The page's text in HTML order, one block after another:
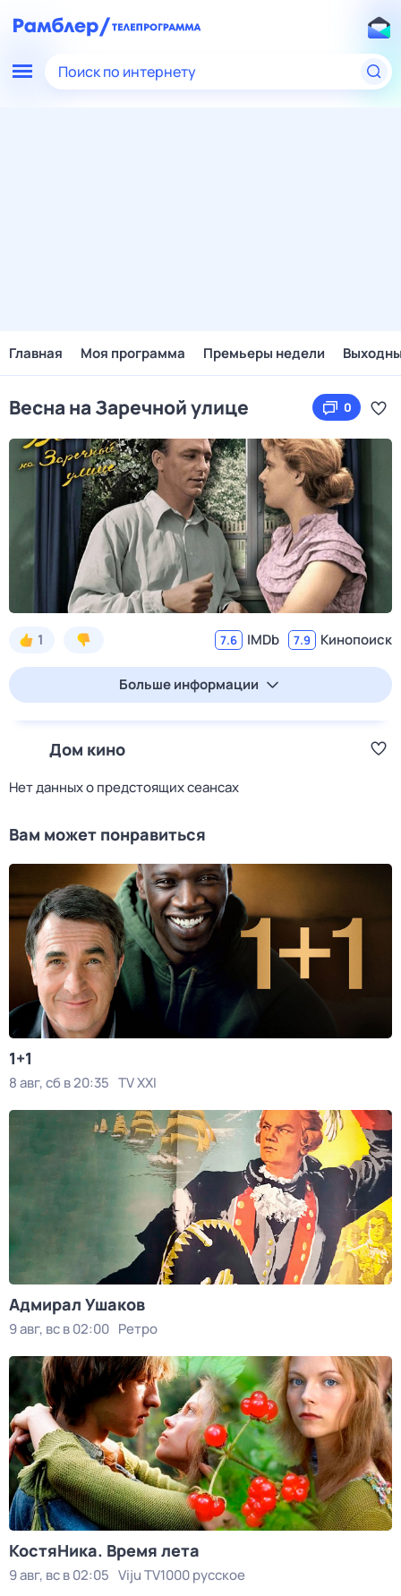
Поиск по интернету
Главная Моя программа Премьеры недели
Весна на Заречной улице 0
1 7.6 IMDb 7.9 Кинопоиск
Больше информации
Дом кино
Нет данных о предстоящих сеансах
Вам может понравиться
1+1
8 авг, сб в 20:35 TV XXI
Адмирал Ушаков
9 авг, вс в 02:00 Ретро
КостяНика. Время лета
9 авг, вс в 02:05 Viju TV1000 русское